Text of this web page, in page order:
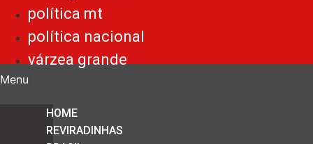
política mt
política nacional
várzea grande
Menu
HOME
REVIRADINHAS